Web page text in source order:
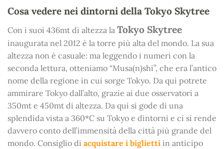
Cosa vedere nei dintorni della Tokyo Skytree
Con i suoi 436mt di altezza la Tokyo Skytree
inaugurata nel 2012 è la torre più alta del mondo. La sua
altezza non è casuale: ma leggendo i numeri con la
seconda lettura, otteniamo “Musa(n)shi”, che era l’antico
nome della regione in cui sorge Tokyo. Da qui potrete
ammirare Tokyo dall’alto, grazie ai due osservatori a
350mt e 450mt di altezza. Da qui si gode di una
splendida vista a 360*C su Tokyo e dintorni e ci si rende
davvero conto dell’immensità della città più grande del
mondo. Consiglio di acquistare i biglietti in anticipo